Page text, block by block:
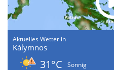
Aktuelles Wetter in
Kálymnos
31°C
Sonnig